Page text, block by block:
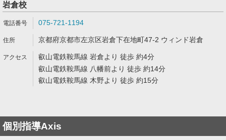
岩倉校
075-721-1194
京都府京都市左京区岩倉下在地町47-2 ウィンド岩倉
叡山電鉄鞍馬線 岩倉より 徒歩 約4分
叡山電鉄鞍馬線 八幡前より 徒歩 約14分
叡山電鉄鞍馬線 木野より 徒歩 約15分
個別指導Axis